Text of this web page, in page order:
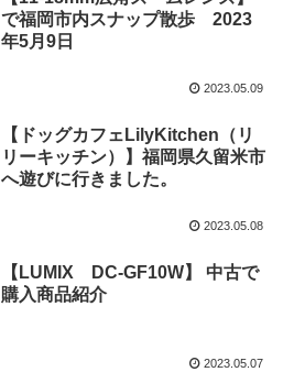
で福岡市内スナップ散歩 2023
年5月9日
2023.05.09
【ドッグカフェLilyKitchen（リ
リーキッチン）】福岡県久留米市
へ遊びに行きました。
2023.05.08
【LUMIX DC-GF10W】 中古で
購入商品紹介
2023.05.07